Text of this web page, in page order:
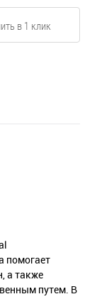
в 1 клик
помогает
а также
путем. В